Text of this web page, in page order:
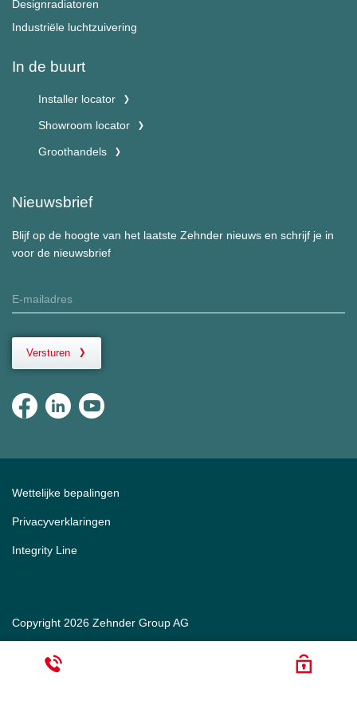
Designradiatoren
Industriële luchtzuivering
In de buurt
Installer locator
Showroom locator
Groothandels
Nieuwsbrief
Blijf op de hoogte van het laatste Zehnder nieuws en schrijf je in
voor de nieuwsbrief
Versturen
Copyright 2026 Zehnder Group AG
Wettelijke bepalingen
Privacyverklaringen
Integrity Line